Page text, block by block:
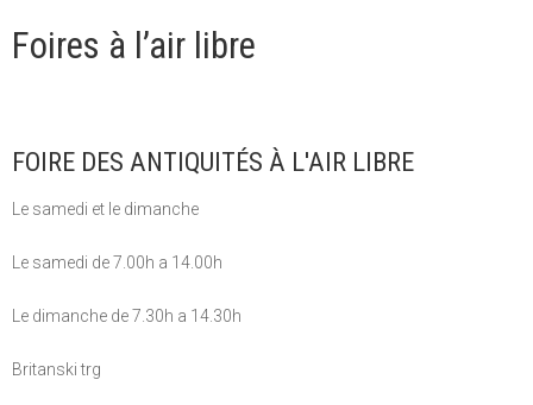
Foires à l’air libre
FOIRE DES ANTIQUITÉS À L'AIR LIBRE
Le samedi et le dimanche
Le samedi de 7.00h a 14.00h
Le dimanche de 7.30h a 14.30h
Britanski trg